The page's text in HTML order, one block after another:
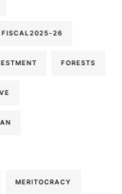
FISCAL2025-26
FORESTS
MERITOCRACY